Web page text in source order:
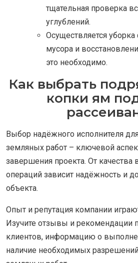
тщательная проверка
углублений.
Осуществляется уборка
мусора и
это необходимо.
Как выбрать
копки ям
Выбор надёжного исполнителя
земляных работ – ключевой
завершения проекта. От
операций зависит надёжность и
объекта.
Опыт и репутация компании
Изучите отзывы и рекомендации
клиентов, информацию о
наличие необходимых